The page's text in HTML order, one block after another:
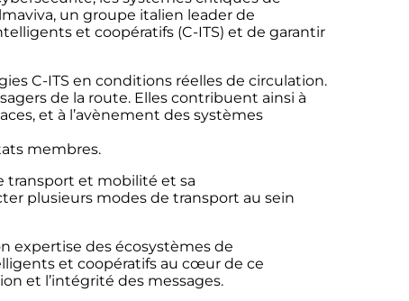
un groupe italien leader de
et coopératifs (C-ITS) et de garantir
C-ITS en conditions réelles de circulation.
de la route. Elles contribuent ainsi à
et à l’avènement des systèmes
membres.
transport et mobilité et sa
plusieurs modes de transport au sein
expertise des écosystèmes de
et coopératifs au cœur de ce
et l’intégrité des messages.